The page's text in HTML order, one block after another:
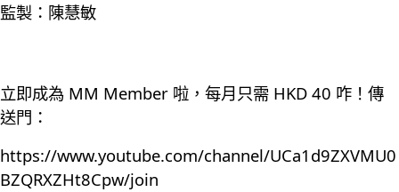
監製：陳慧敏
立即成為 MM Member 啦，每月只需 HKD 40 咋！傳
送門：
https://www.youtube.com/channel/UCa1d9ZXVMU0
BZQRXZHt8Cpw/join